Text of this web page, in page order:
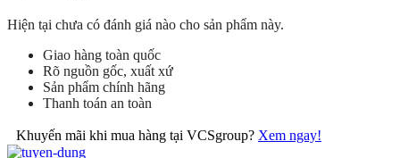
Hiện tại chưa có đánh giá nào cho sản phẩm này.
Giao hàng toàn quốc
Rõ nguồn gốc, xuất xứ
Sản phẩm chính hãng
Thanh toán an toàn
Khuyến mãi khi mua hàng tại VCSgroup? Xem ngay!